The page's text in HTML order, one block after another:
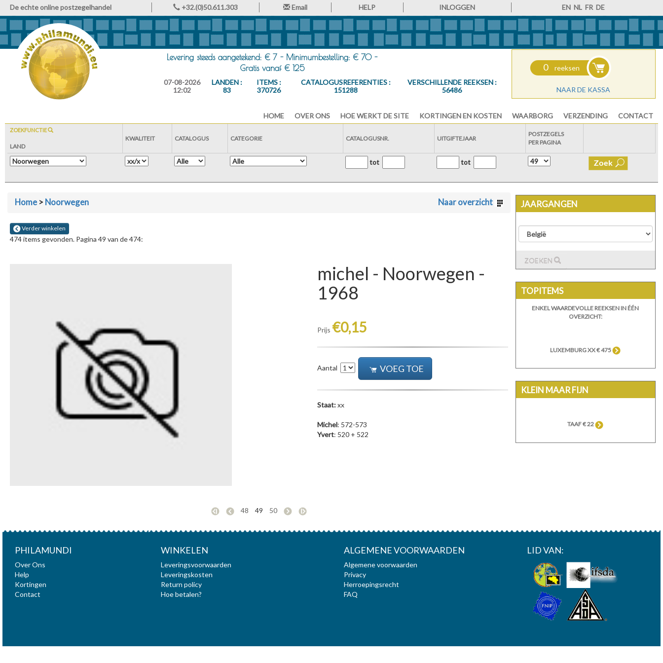
De echte online postzegelhandel +32.(0)50.611.303 Email HELP INLOGGEN EN NL FR DE
Levering steeds aangetekend: € 7 - Minimumbestelling: € 70 -
Gratis vanaf € 125
07-08-2026
12:02
LANDEN :
83
ITEMS :
370726
CATALOGUSREFERENTIES :
151288
VERSCHILLENDE REEKSEN :
56486
0 reeksen
NAAR DE KASSA
HOME OVER ONS HOE WERKT DE SITE KORTINGEN EN KOSTEN WAARBORG VERZENDING CONTACT
ZOEKFUNCTIE
LAND
KWALITEIT CATALOGUS CATEGORIE CATALOGUSNR. UITGIFTEJAAR
POSTZEGELS
PER PAGINA
tot tot
Home>Noorwegen Naar overzicht
Verder winkelen
474 items gevonden. Pagina 49 van de 474:
michel - Noorwegen -
1968
Prijs €0,15
Aantal VOEG TOE
Staat:xx
Michel: 572-573
Yvert: 520 + 522
48 49 50
JAARGANGEN
ZOEKEN
TOPITEMS
ENKEL WAARDEVOLLE REEKSEN IN ÉÉN
OVERZICHT:
LUXEMBURG XX € 475
KLEIN MAAR FIJN
TAAF € 22
PHILAMUNDI
Over Ons
Help
Kortingen
Contact
WINKELEN
Leveringsvoorwaarden
Leveringskosten
Return policy
Hoe betalen?
ALGEMENE VOORWAARDEN
Algemene voorwaarden
Privacy
Herroepingsrecht
FAQ
LID VAN: